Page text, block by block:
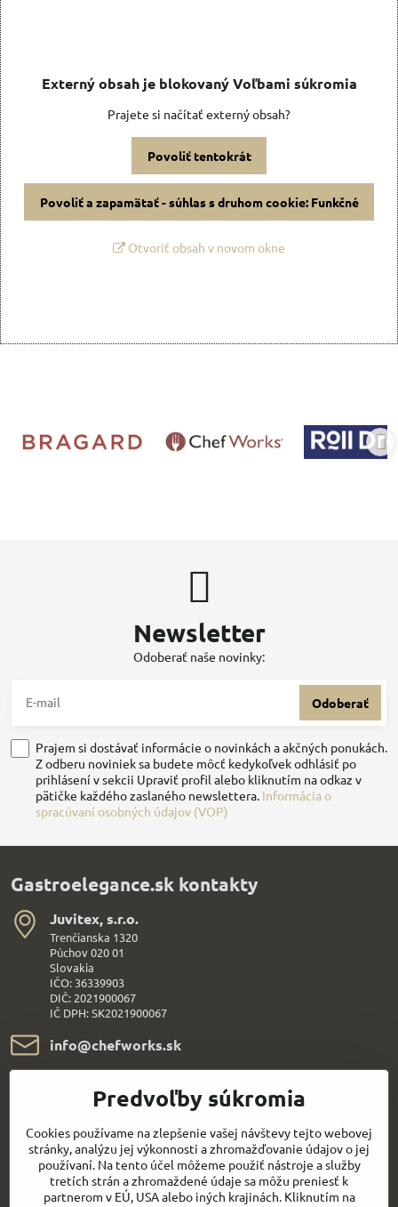
Externý obsah je blokovaný Voľbami súkromia
Prajete si načítať externý obsah?
Povoliť tentokrát
Povoliť a zapamätať - súhlas s druhom cookie: Funkčné
Otvoriť obsah v novom okne
Newsletter
Odoberať naše novinky:
Odoberať
Prajem si dostávať informácie o novinkách a akčných ponukách.
Z odberu noviniek sa budete môcť kedykoľvek odhlásiť po
prihlásení v sekcii Upraviť profil alebo kliknutím na odkaz v
pätičke každého zaslaného newslettera. Informácia o
spracúvaní osobných údajov (VOP)
Gastroelegance.sk kontakty
Juvitex, s​.r​.o​.
Trenčianska 1320
Púchov 020 01
Slovakia
IČO: 36339903
DIČ: 2021900067
IČ DPH: SK2021900067
info​@chefworks​.sk
Všetko k nákupu
Sledujte naše novinky aj na sieťach:
Predvoľby súkromia
Cookies používame na zlepšenie vašej návštevy tejto webovej
stránky, analýzu jej výkonnosti a zhromažďovanie údajov o jej
používaní. Na tento účel môžeme použiť nástroje a služby
tretích strán a zhromaždené údaje sa môžu preniesť k
partnerom v EÚ, USA alebo iných krajinách. Kliknutím na